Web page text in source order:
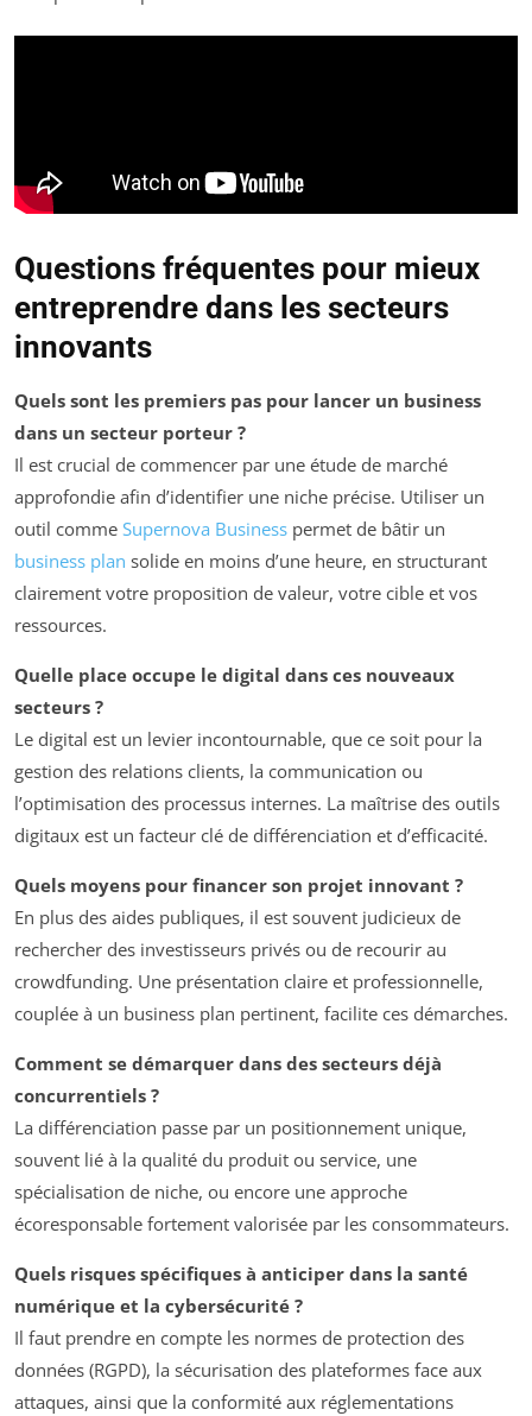
Questions fréquentes pour mieux
entreprendre dans les secteurs
innovants
Quels sont les premiers pas pour lancer un business
dans un secteur porteur ?
Il est crucial de commencer par une étude de marché
approfondie afin d’identifier une niche précise. Utiliser un
outil comme Supernova Business permet de bâtir un
business plan solide en moins d’une heure, en structurant
clairement votre proposition de valeur, votre cible et vos
ressources.
Quelle place occupe le digital dans ces nouveaux
secteurs ?
Le digital est un levier incontournable, que ce soit pour la
gestion des relations clients, la communication ou
l’optimisation des processus internes. La maîtrise des outils
digitaux est un facteur clé de différenciation et d’efficacité.
Quels moyens pour financer son projet innovant ?
En plus des aides publiques, il est souvent judicieux de
rechercher des investisseurs privés ou de recourir au
crowdfunding. Une présentation claire et professionnelle,
couplée à un business plan pertinent, facilite ces démarches.
Comment se démarquer dans des secteurs déjà
concurrentiels ?
La différenciation passe par un positionnement unique,
souvent lié à la qualité du produit ou service, une
spécialisation de niche, ou encore une approche
écoresponsable fortement valorisée par les consommateurs.
Quels risques spécifiques à anticiper dans la santé
numérique et la cybersécurité ?
Il faut prendre en compte les normes de protection des
données (RGPD), la sécurisation des plateformes face aux
attaques, ainsi que la conformité aux réglementations